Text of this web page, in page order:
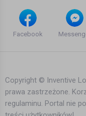
Facebook
Copyright © Inventive
prawa zastrzeżone.
regulaminu. Portal nie